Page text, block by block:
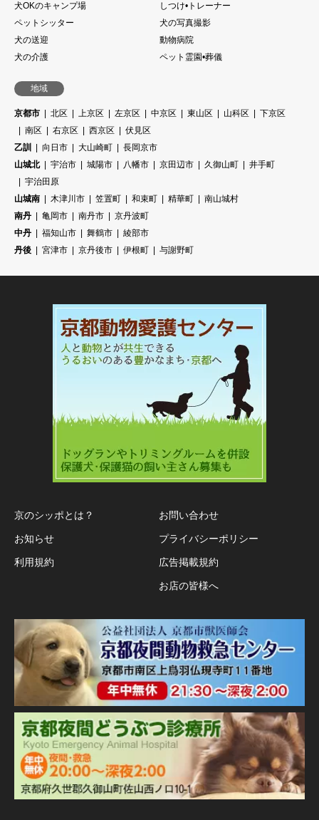
犬OKのキャンプ場
しつけ•トレーナー
ペットシッター
犬の写真撮影
犬の送迎
動物病院
犬の介護
ペット霊園•葬儀
地域
京都市 北区 上京区 左京区 中京区 東山区 山科区
下京区
南区
右京区 西京区
伏見区
乙訓
向日市 大山崎町
長岡京市
山城北
宇治市 城陽市 八幡市 京田辺市 久御山町
井手町
宇治田原
山城南
木津川市 笠置町 和束町 精華町
南山城村
南丹
亀岡市 南丹市
京丹波町
中丹
福知山市 舞鶴市
綾部市
丹後
宮津市 京丹後市 伊根町 与謝野町
京のシッポとは？
お知らせ
利用規約
お問い合わせ
プライバシーポリシー
広告掲載規約
お店の皆様へ